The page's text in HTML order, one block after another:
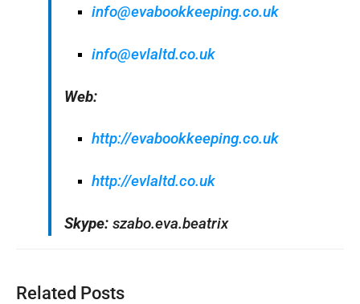
info@evabookkeeping.co.uk
info@evlaltd.co.uk
Web:
http://evabookkeeping.co.uk
http://evlaltd.co.uk
Skype: szabo.eva.beatrix
Related Posts